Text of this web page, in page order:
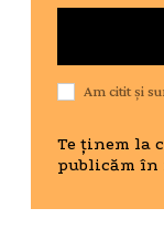
Am citit și
Te ținem la
publicăm în